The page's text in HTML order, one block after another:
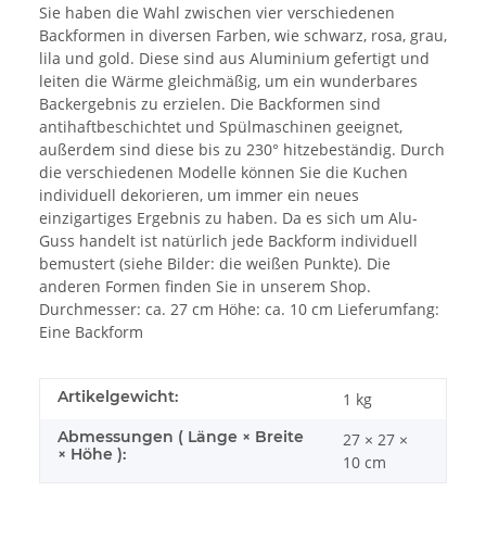
Sie haben die Wahl zwischen vier verschiedenen
Backformen in diversen Farben, wie schwarz, rosa, grau,
lila und gold. Diese sind aus Aluminium gefertigt und
leiten die Wärme gleichmäßig, um ein wunderbares
Backergebnis zu erzielen. Die Backformen sind
antihaftbeschichtet und Spülmaschinen geeignet,
außerdem sind diese bis zu 230° hitzebeständig. Durch
die verschiedenen Modelle können Sie die Kuchen
individuell dekorieren, um immer ein neues
einzigartiges Ergebnis zu haben. Da es sich um Alu-
Guss handelt ist natürlich jede Backform individuell
bemustert (siehe Bilder: die weißen Punkte). Die
anderen Formen finden Sie in unserem Shop.
Durchmesser: ca. 27 cm Höhe: ca. 10 cm Lieferumfang:
Eine Backform
Artikelgewicht: 1 kg
Abmessungen ( Länge × Breite
× Höhe ):
27 × 27 ×
10 cm